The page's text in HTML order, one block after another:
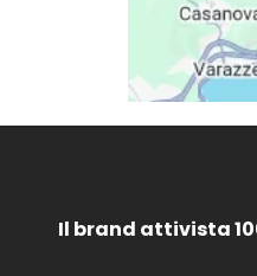
Il brand attivista